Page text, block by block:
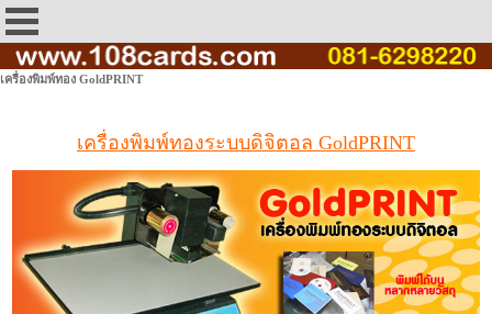
เครื่องพิมพ์ทอง GoldPRINT
เครื่องพิมพ์ทองระบบดิจิตอล GoldPRINT